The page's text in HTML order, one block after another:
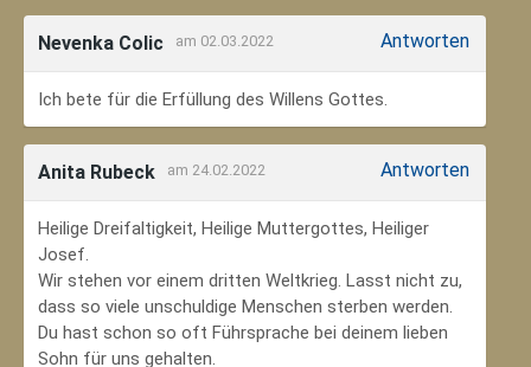
Nevenka Colic am 02.03.2022 Antworten
Ich bete für die Erfüllung des Willens Gottes.
Anita Rubeck am 24.02.2022 Antworten
Heilige Dreifaltigkeit, Heilige Muttergottes, Heiliger
Josef.
Wir stehen vor einem dritten Weltkrieg. Lasst nicht zu,
dass so viele unschuldige Menschen sterben werden.
Du hast schon so oft Führsprache bei deinem lieben
Sohn für uns gehalten.